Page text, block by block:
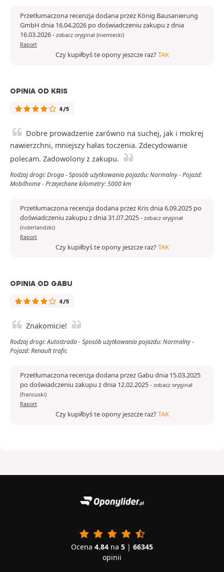
Przetłumaczona recenzja dodana przez König Bausanierung
GmbH dnia 16.04.2026 po doświadczeniu zakupu z dnia
16.03.2026- zobacz oryginał (niemiecki)
Raport
Czy kupiłbyś te opony jeszcze raz?TAK
OPINIA OD KRIS
4/5
Dobre prowadzenie zarówno na suchej, jak i mokrej
nawierzchni, mniejszy hałas toczenia. Zdecydowanie
polecam. Zadowolony z zakupu.
Rodzaj drogi: Droga - Sposób użytkowania pojazdu: Normalny - Pojazd:
Mobilhome - Przejechane kilometry: 5000 km
Przetłumaczona recenzja dodana przez Kris dnia 6.09.2025 po
doświadczeniu zakupu z dnia 31.07.2025- zobacz oryginał
(niderlandzki)
Raport
Czy kupiłbyś te opony jeszcze raz?TAK
OPINIA OD GABU
4/5
Znakomicie!
Rodzaj drogi: Autostrada - Sposób użytkowania pojazdu: Normalny -
Pojazd: Renault trafic
Przetłumaczona recenzja dodana przez Gabu dnia 15.03.2025
po doświadczeniu zakupu z dnia 12.02.2025- zobacz oryginał
(francuski)
Raport
Czy kupiłbyś te opony jeszcze raz?TAK
Ocena 4.84 na 5 | 66345
opinii